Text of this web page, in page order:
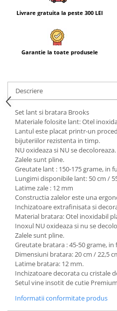
Livrare gratuita la peste 300 LEI
Garantie la toate produsele
Descriere
Set lant si bratara Brooks
Materiale folosite lant: Otel
Lantul este placat printr-un
bijuteriilor rezistenta in timp.
NU oxideaza si NU se decoloreaza.
Zalele sunt pline.
Greutate lant : 150-175 grame, in
Lungimi disponibile lant: 50 cm /
Latime zale : 12 mm
Constructia zalelor este una
Inchizatoare extrafinisata si
Material bratara: Otel inoxidabil
Inoxul NU oxideaza si nu se
Zalele sunt pline.
Greutate bratara : 45-50 grame,
Dimensiuni bratara: 20 cm / 22,5
Latime bratara: 12 mm.
Inchizatoare decorata cu cristale
Setul vine insotit de cutie
Informatii conformitate produs